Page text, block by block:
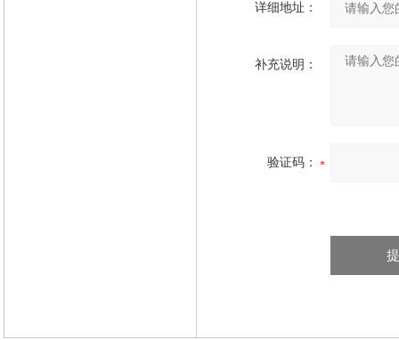
详细地址：
补充说明：
验证码：